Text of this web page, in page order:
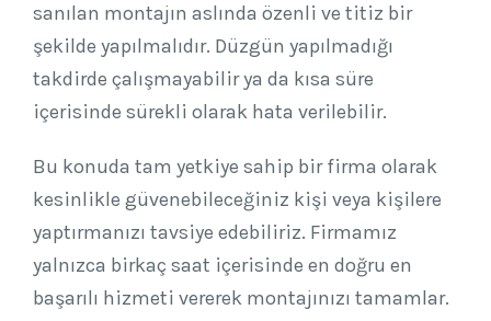
sanılan montajın aslında özenli ve titiz bir
şekilde yapılmalıdır. Düzgün yapılmadığı
takdirde çalışmayabilir ya da kısa süre
içerisinde sürekli olarak hata verilebilir.
Bu konuda tam yetkiye sahip bir firma olarak
kesinlikle güvenebileceğiniz kişi veya kişilere
yaptırmanızı tavsiye edebiliriz. Firmamız
yalnızca birkaç saat içerisinde en doğru en
başarılı hizmeti vererek montajınızı tamamlar.